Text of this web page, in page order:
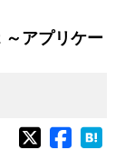
アプリケー